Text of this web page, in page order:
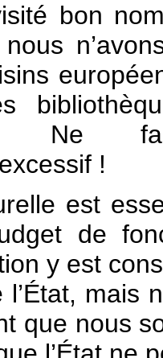
bon
Ne
!
est
de
y est
mais
que nous